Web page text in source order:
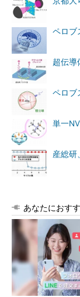
ペロブ
超伝導
ペロブ
単一
産総研
あなたにおす